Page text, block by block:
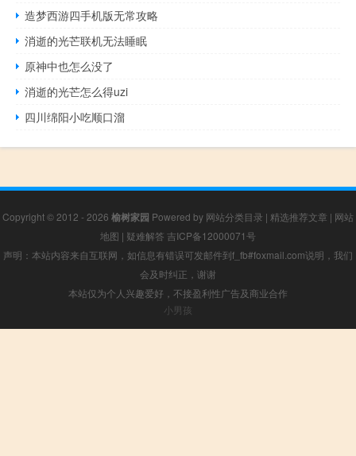
造梦西游四手机版无常攻略
消逝的光芒联机无法睡眠
原神中也怎么没了
消逝的光芒怎么得uzi
四川绵阳小吃顺口溜
Copyright © 2012 - 2026 榆树家园 Powered by 网站分类目录 | 精选推荐文章 | 网站
地图 | 疑难解答 吉ICP备12000071号
声明：本站内容来自互联网，如信息有错误可发邮件到f_fb#foxmail.com说明，我们
会及时纠正，谢谢
本站仅为个人兴趣爱好，不接盈利性广告及商业合作
小男孩